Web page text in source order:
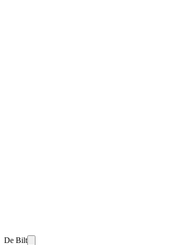
De Bilt